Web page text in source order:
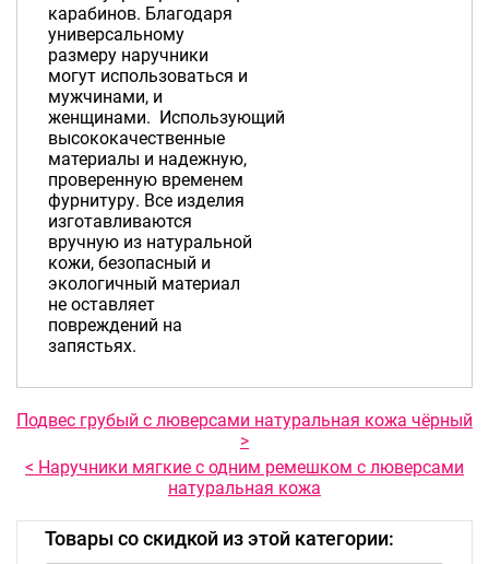
карабинов. Благодаря
универсальному
размеру наручники
могут использоваться и
мужчинами, и
женщинами. Использующий
высококачественные
материалы и надежную,
проверенную временем
фурнитуру. Все изделия
изготавливаются
вручную из натуральной
кожи, безопасный и
экологичный материал
не оставляет
повреждений на
запястьях.
Подвес грубый с люверсами натуральная кожа чёрный
>
< Наручники мягкие с одним ремешком с люверсами
натуральная кожа
Товары со скидкой из этой категории: